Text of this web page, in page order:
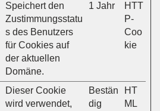
Speichert den
Zustimmungsstatu
s des Benutzers
für Cookies auf
der aktuellen
Domäne.
1 Jahr
HTT
P-
Coo
kie
Dieser Cookie
wird verwendet,
Bestän
dig
HT
ML